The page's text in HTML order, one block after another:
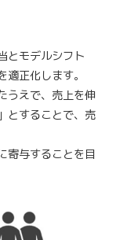
とモデルシフト
正化します。
うえで、売上を伸
とすることで、売
寄与することを目